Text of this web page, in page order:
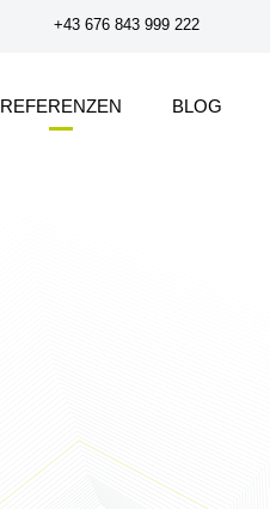
+43 676 843 999 222
REFERENZEN BLOG